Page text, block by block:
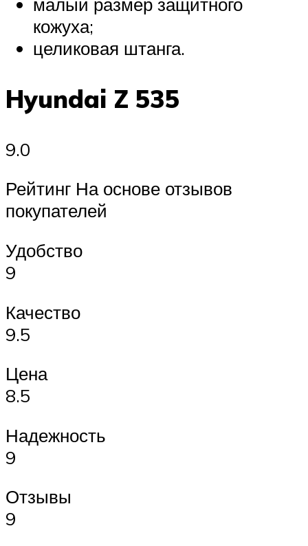
кожуха;
целиковая штанга.
Hyundai Z 535
9.0
Рейтинг На основе отзывов
покупателей
Удобство
9
Качество
9.5
Цена
8.5
Надежность
9
Отзывы
9